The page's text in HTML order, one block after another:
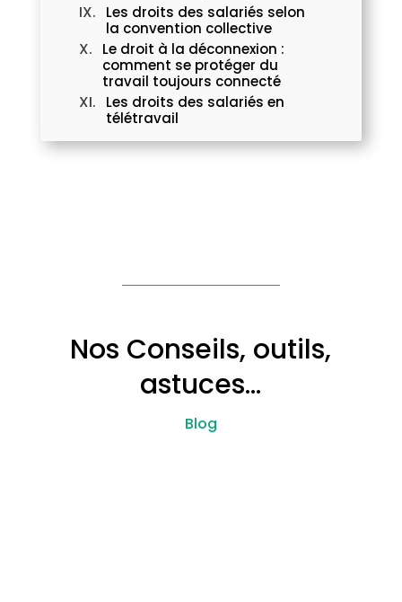
Les droits des salariés selon
la convention collective
Le droit à la déconnexion :
comment se protéger du
travail toujours connecté
Les droits des salariés en
télétravail
Nos Conseils, outils,
astuces…
Blog